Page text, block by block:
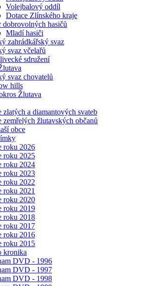
Volejbalový oddíl
Dotace Zlínského kraje
dobrovolných hasičů
Mladí hasiči
zahrádkářský svaz
svaz včelařů
sdružení
svaz chovatelů
hills
Žlutava
zlatých a diamantových svateb
zemřelých žlutavských občanů
obce
roku 2026
roku 2025
roku 2024
roku 2023
roku 2022
roku 2021
roku 2020
roku 2019
roku 2018
roku 2017
roku 2016
roku 2015
kronika
DVD - 1996
DVD - 1997
DVD - 1998